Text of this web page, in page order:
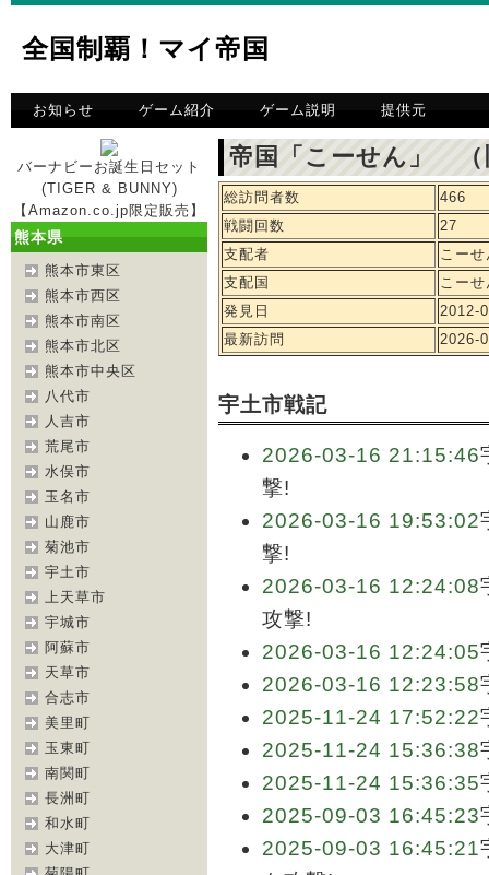
全国制覇！マイ帝国
お知らせ ゲーム紹介 ゲーム説明 提供元
バーナビーお誕生日セット
(TIGER & BUNNY)
【Amazon.co.jp限定販売】
熊本県
熊本市東区
熊本市西区
熊本市南区
熊本市北区
熊本市中央区
八代市
人吉市
荒尾市
水俣市
玉名市
山鹿市
菊池市
宇土市
上天草市
宇城市
阿蘇市
天草市
合志市
美里町
玉東町
南関町
長洲町
和水町
大津町
帝国「こーせん」 （
総訪問者数
466
戦闘回数
27
支配者
こーせ
支配国
こーせ
発見日
2012-
最新訪問
2026-
宇土市戦記
2026-03-16 21:15:46
撃!
2026-03-16 19:53:02
撃!
2026-03-16 12:24:08
攻撃!
2026-03-16 12:24:05
2026-03-16 12:23:58
2025-11-24 17:52:22
2025-11-24 15:36:38
2025-11-24 15:36:35
2025-09-03 16:45:23
2025-09-03 16:45:21